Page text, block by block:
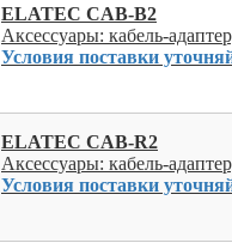
ELATEC CAB-B2
Аксессуары: кабель-
Условия поставки
ELATEC CAB-R2
Аксессуары: кабель-
Условия поставки